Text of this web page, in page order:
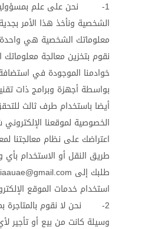
1- نحن على علم
الشخصية ونأخذ هذا الأمر
معلوماتك الشخصية هي واحدة
نقوم بتخزين معالجة
خوادمنا الموجودة في
بواسطة أجهزة وبرامج ذات
أيضا باستخدام طرف ثالث
الخصوصية لموقعنا
اعتراضك على نظام معالجتنا
طريق النقل أو الاستخدام بأي
استخدام خدمات الموقع
2- نحن لا نقوم بالمتاجرة
وسيلة كانت من بيع أو تأجير